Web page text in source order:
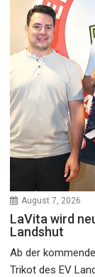
August 7, 2026
LaVita wird
Landshut
Ab der
Trikot des EV